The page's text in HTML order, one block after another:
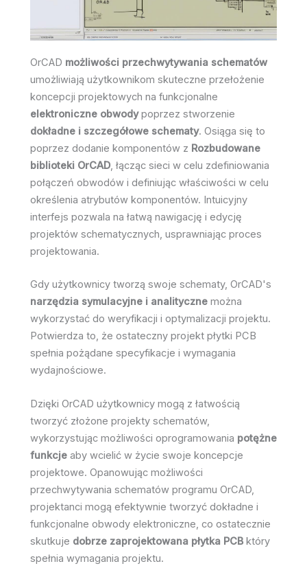
OrCAD możliwości przechwytywania schematów
umożliwiają użytkownikom skuteczne przełożenie
koncepcji projektowych na funkcjonalne
elektroniczne obwodypoprzez stworzenie
dokładne i szczegółowe schematy. Osiąga się to
poprzez dodanie komponentów z Rozbudowane
biblioteki OrCAD, łącząc sieci w celu zdefiniowania
połączeń obwodów i definiując właściwości w celu
określenia atrybutów komponentów. Intuicyjny
interfejs pozwala na łatwą nawigację i edycję
projektów schematycznych, usprawniając proces
projektowania.
Gdy użytkownicy tworzą swoje schematy, OrCAD's
narzędzia symulacyjne i analityczne można
wykorzystać do weryfikacji i optymalizacji projektu.
Potwierdza to, że ostateczny projekt płytki PCB
spełnia pożądane specyfikacje i wymagania
wydajnościowe.
Dzięki OrCAD użytkownicy mogą z łatwością
tworzyć złożone projekty schematów,
wykorzystując możliwości oprogramowania potężne
funkcje aby wcielić w życie swoje koncepcje
projektowe. Opanowując możliwości
przechwytywania schematów programu OrCAD,
projektanci mogą efektywnie tworzyć dokładne i
funkcjonalne obwody elektroniczne, co ostatecznie
skutkuje dobrze zaprojektowana płytka PCB który
spełnia wymagania projektu.